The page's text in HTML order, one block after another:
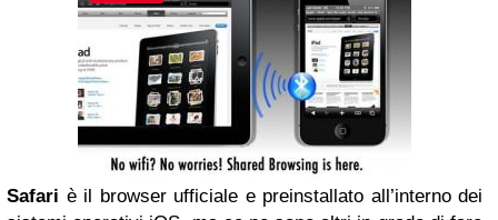
Safari è il browser ufficiale e preinstallato all’interno dei